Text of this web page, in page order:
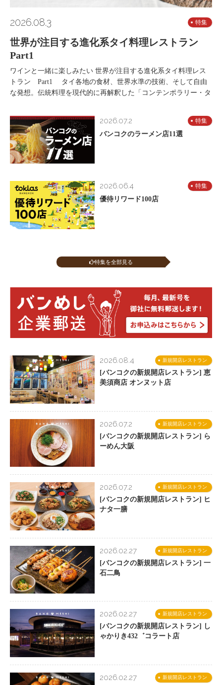
2026.08.3 特集
世界が注目する進化系タイ料理レストラン
Part1
ワインと一緒に楽しみたい 世界が注目する進化系タイ料理レス
トラン Part1 タイ各地の食材、世界水準の技術、そして自由
な発想。伝統料理を現代的に再解釈した「コンテンポラリー・タ
2026.07.2 特集
バンコクのラーメン店11選
2026.06.4 特集
優待リワード100店
特集を全部見る
新規開店レストラン
2026.08.4
[バンコクの新規開店レストラン] 恵
美須商店 オンヌット店
新規開店レストラン
2026.07.2
[バンコクの新規開店レストラン] ら
ーめん大阪
新規開店レストラン
2026.07.2
[バンコクの新規開店レストラン] ヒ
ナタ一膳
新規開店レストラン
2026.02.27
[バンコクの新規開店レストラン] 一
石二鳥
新規開店レストラン
2026.02.27
[バンコクの新規開店レストラン] し
ゃかりき432゛コラート店
新規開店レストラン
2026.02.27